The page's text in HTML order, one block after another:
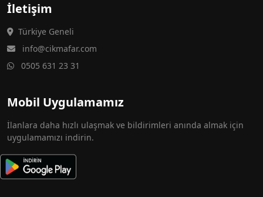
İletişim
Türkiye Geneli
info@cikmafar.com
0505 631 23 31
Mobil Uygulamamız
İlanlara daha hızlı ulaşmak ve bildirimleri anında almak için
uygulamamızı indirin.